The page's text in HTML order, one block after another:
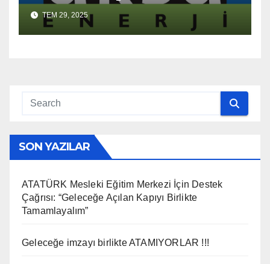
“Asılsız ve mesnetsiz
haberler”
TEM 29, 2025
SON YAZILAR
ATATÜRK Mesleki Eğitim Merkezi İçin Destek
Çağrısı: “Geleceğe Açılan Kapıyı Birlikte
Tamamlayalım”
Geleceğe imzayı birlikte ATAMIYORLAR !!!